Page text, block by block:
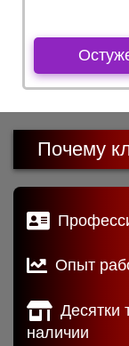
Почему
Опыт
Десятки
наличии